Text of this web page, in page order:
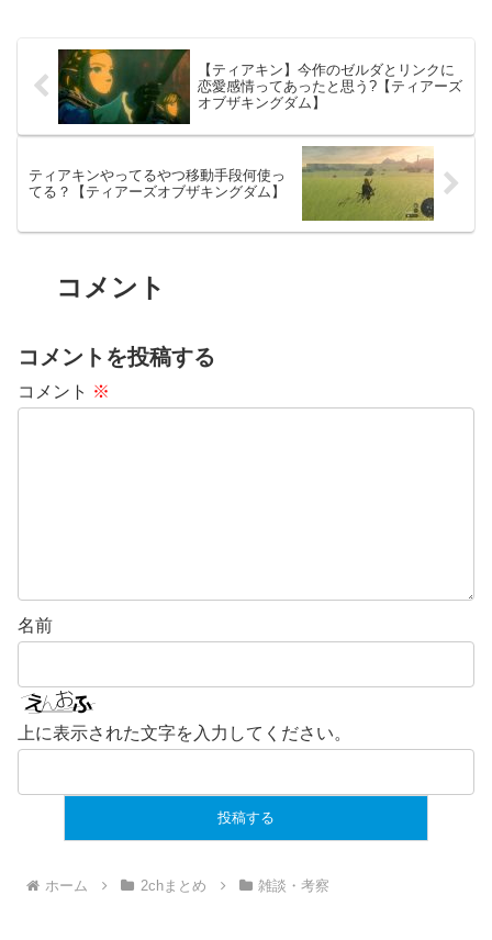
【ティアキン】今作のゼルダとリンクに
恋愛感情ってあったと思う?【ティアーズ
オブザキングダム】
ティアキンやってるやつ移動手段何使っ
てる？【ティアーズオブザキングダム】
コメント
コメントを投稿する
コメント ※
名前
上に表示された文字を入力してください。
ホーム 2chまとめ 雑談・考察